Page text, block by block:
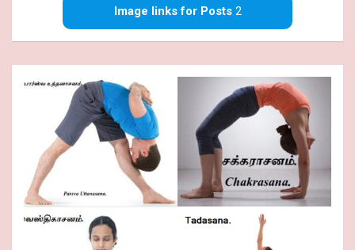
Image links for Posts2